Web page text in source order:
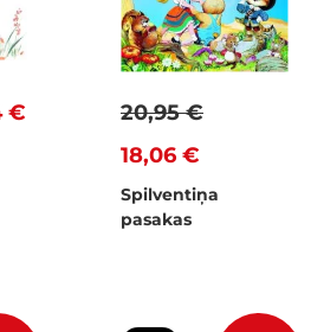
€
18,06 €
20,95 €
Spilventiņa
pasakas